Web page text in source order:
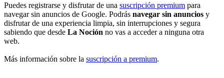
Puedes registrarse y disfrutar de una suscripción premium para
navegar sin anuncios de Google. Podrás navegar sin anuncios y
disfrutar de una experiencia limpia, sin interrupciones y segura
sabiendo que desde La Noción no vas a acceder a ninguna otra
web.
Más información sobre la suscripción a premium.